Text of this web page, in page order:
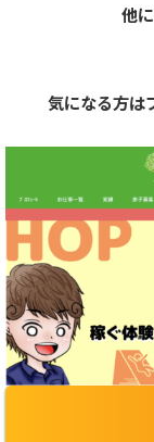
他
気になる方は